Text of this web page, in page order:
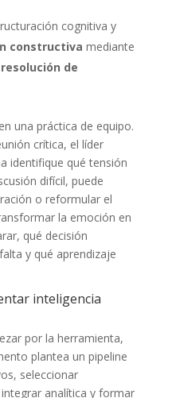
cognitiva y
constructiva mediante
de
una práctica de equipo.
crítica, el líder
identifique qué tensión
difícil, puede
o reformular el
la emoción en
qué decisión
y qué aprendizaje
inteligencia
por la herramienta,
plantea un pipeline
seleccionar
analítica y formar